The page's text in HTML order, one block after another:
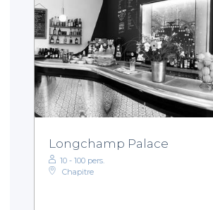
Longchamp Palace
10 - 100 pers.
Chapitre